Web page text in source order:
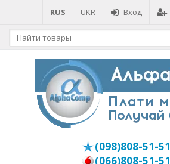
RUS UKR Вход
(098)808-51-51
(066)808-51-51